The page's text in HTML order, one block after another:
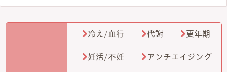
冷え/血行 代謝
更年期
妊活/不妊
アンチエイジング